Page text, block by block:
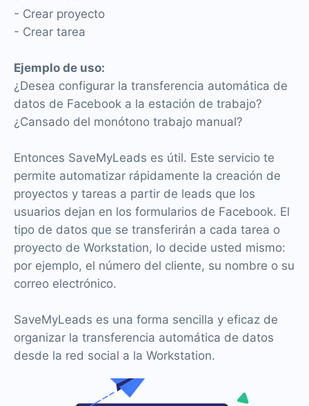
- Crear proyecto
- Crear tarea
Ejemplo de uso:
¿Desea configurar la transferencia automática de
datos de Facebook a la estación de trabajo?
¿Cansado del monótono trabajo manual?
Entonces SaveMyLeads es útil. Este servicio te
permite automatizar rápidamente la creación de
proyectos y tareas a partir de leads que los
usuarios dejan en los formularios de Facebook. El
tipo de datos que se transferirán a cada tarea o
proyecto de Workstation, lo decide usted mismo:
por ejemplo, el número del cliente, su nombre o su
correo electrónico.
SaveMyLeads es una forma sencilla y eficaz de
organizar la transferencia automática de datos
desde la red social a la Workstation.